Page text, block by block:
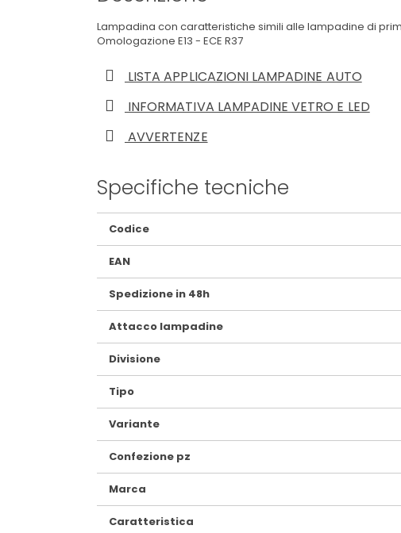
Lampadina con caratteristiche simili alle lampadine di
Omologazione E13 - ECE R37
LISTA APPLICAZIONI LAMPADINE AUTO
INFORMATIVA LAMPADINE VETRO E LED
AVVERTENZE
Specifiche tecniche
Maggiori
Informazioni
Codice
EAN
Spedizione in 48h
Attacco lampadine
Divisione
Tipo
Variante
Confezione pz
Marca
Caratteristica